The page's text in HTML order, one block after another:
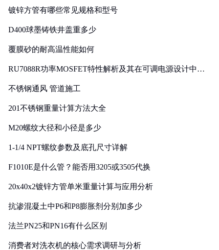
镀锌方管有哪些常见规格和型号
D400球墨铸铁井盖重多少
覆膜砂的耐高温性能如何
RU7088R功率MOSFET特性解析及其在可调电源设计中的
不锈钢通风 管道施工
201不锈钢重量计算方法大全
M20螺纹大径和小径是多少
1-1/4 NPT螺纹参数及底孔尺寸详解
F1010E是什么管？能否用3205或3505代换
20x40x2镀锌方管单米重量计算与应用分析
抗渗混凝土中P6和P8膨胀剂分别加多少
法兰PN25和PN16有什么区别
消费者对洗衣机的核心需求调研与分析